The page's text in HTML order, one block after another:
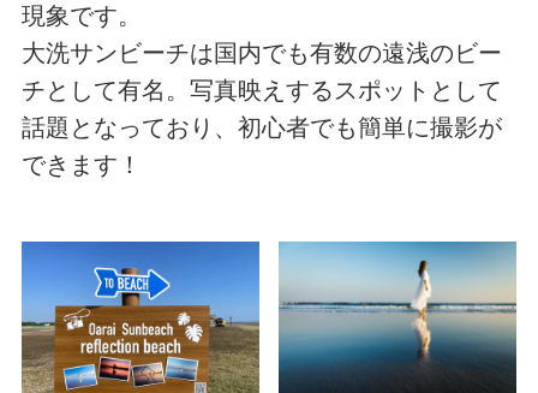
現象です。
大洗サンビーチは国内でも有数の遠浅のビー
チとして有名。写真映えするスポットとして
話題となっており、初心者でも簡単に撮影が
できます！